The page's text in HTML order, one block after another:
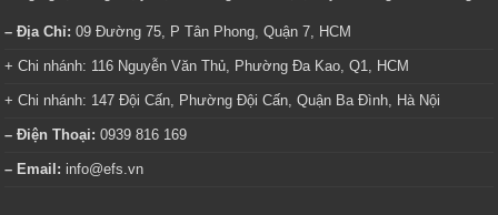
– Địa Chỉ: 09 Đường 75, P Tân Phong, Quận 7, HCM
+ Chi nhánh: 116 Nguyễn Văn Thủ, Phường Đa Kao, Q1, HCM
+ Chi nhánh: 147 Đội Cấn, Phường Đội Cấn, Quận Ba Đình, Hà Nội
– Điện Thoại: 0939 816 169
– Email: info@efs.vn